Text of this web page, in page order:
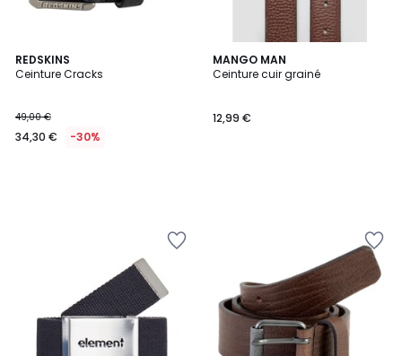
REDSKINS
Ceinture Cracks
49,00 €
34,30 € -30%
MANGO MAN
Ceinture cuir grainé
12,99 €